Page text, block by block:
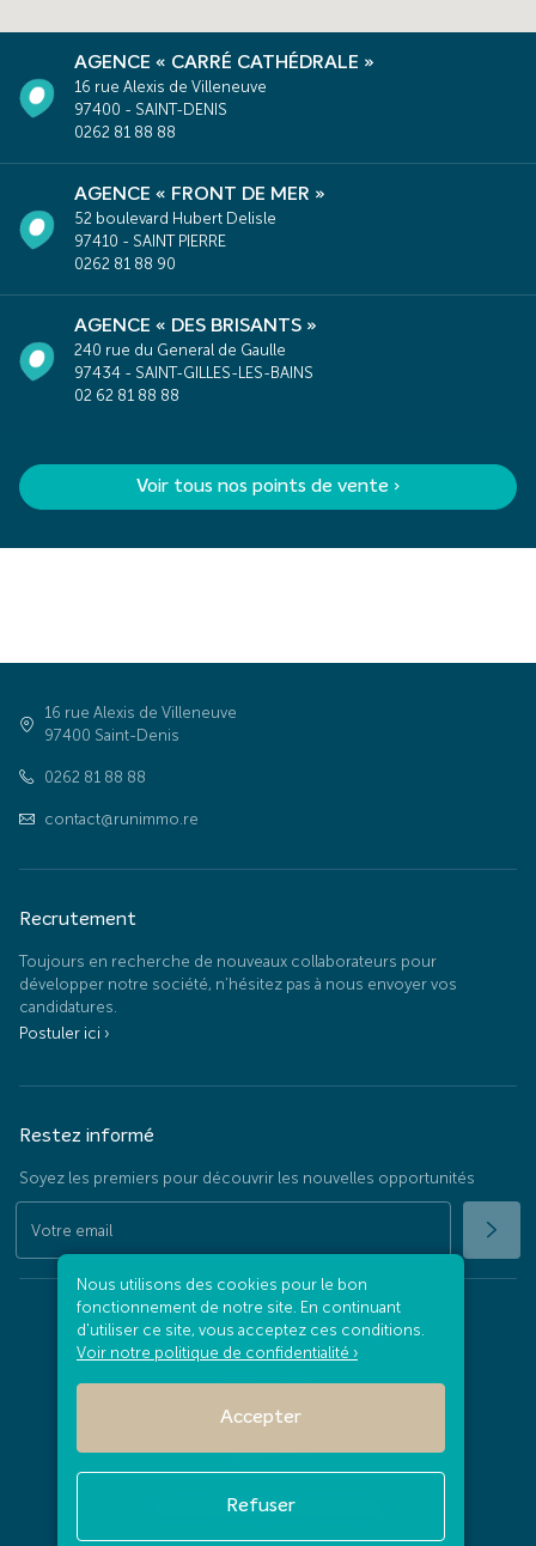
Nous utilisons des cookies pour le bon
fonctionnement de notre site. En continuant
d'utiliser ce site, vous acceptez ces conditions.
Voir notre politique de confidentialité ›
Accepter
Refuser
AGENCE « CARRÉ CATHÉDRALE »
16 rue Alexis de Villeneuve
97400 - SAINT-DENIS
0262 81 88 88
AGENCE « FRONT DE MER »
52 boulevard Hubert Delisle
97410 - SAINT PIERRE
0262 81 88 90
AGENCE « DES BRISANTS »
240 rue du General de Gaulle
97434 - SAINT-GILLES-LES-BAINS
02 62 81 88 88
Voir tous nos points de vente ›
16 rue Alexis de Villeneuve
97400 Saint-Denis
0262 81 88 88
contact@runimmo.re
Recrutement
Toujours en recherche de nouveaux collaborateurs pour
développer notre société, n’hésitez pas à nous envoyer vos
candidatures.
Postuler ici ›
Restez informé
Soyez les premiers pour découvrir les nouvelles opportunités
Protection des données personnelles
Mentions légales
Consulter nos barèmes d'honoraires